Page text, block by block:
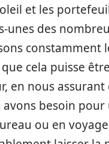
et les
unes des
constamment
cela puisse
en nous assurant
avons besoin
ou en